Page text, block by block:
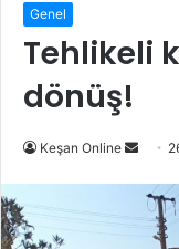
Genel
Tehlikeli
dönüş!
Keşan Online
Bir
posta